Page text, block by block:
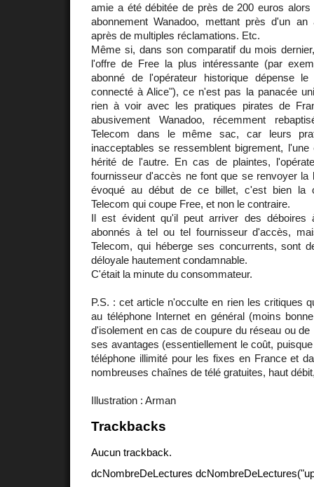
amie a été débitée de près de 200 euros
abonnement Wanadoo, mettant près d'un
après de multiples réclamations. Etc.
Même si, dans son comparatif du mois
l'offre de Free la plus intéressante (par
abonné de l'opérateur historique dépense
connecté à Alice"), ce n'est pas la panacée
rien à voir avec les pratiques pirates de
abusivement Wanadoo, récemment
Telecom dans le même sac, car leurs
inacceptables se ressemblent bigrement, l'une
hérité de l'autre. En cas de plaintes,
fournisseur d'accès ne font que se renvoyer la
évoqué au début de ce billet, c'est bien la
Telecom qui coupe Free, et non le contraire.
Il est évident qu'il peut arriver des déboires
abonnés à tel ou tel fournisseur d'accès,
Telecom, qui héberge ses concurrents, sont
déloyale hautement condamnable.
C'était la minute du consommateur.
P.S. : cet article n'occulte en rien les critiques
au téléphone Internet en général (moins
d'isolement en cas de coupure du réseau ou
ses avantages (essentiellement le coût,
téléphone illimité pour les fixes en France et
nombreuses chaînes de télé gratuites, haut
Illustration : Arman
Trackbacks
Aucun trackback.
dcNombreDeLectures